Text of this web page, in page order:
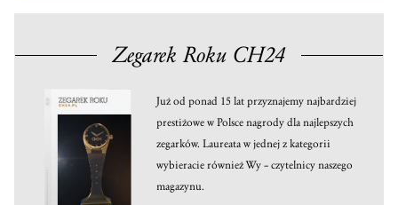
Zegarek Roku CH24
Już od ponad 15 lat przyznajemy najbardziej
prestiżowe w Polsce nagrody dla najlepszych
zegarków. Laureata w jednej z kategorii
wybieracie również Wy – czytelnicy naszego
magazynu.